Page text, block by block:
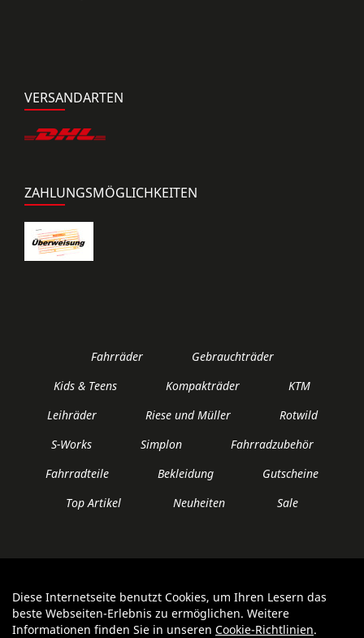
VERSANDARTEN
ZAHLUNGSMÖGLICHKEITEN
Fahrräder
Gebrauchträder
Kids & Teens
Kompakträder
KTM
Leihräder
Riese und Müller
Rotwild
S-Works
Simplon
Fahrradzubehör
Fahrradteile
Bekleidung
Gutscheine
Top Artikel
Neuheiten Sale
Diese Internetseite benutzt Cookies, um Ihren Lesern das
beste Webseiten-Erlebnis zu ermöglichen. Weitere
Informationen finden Sie in unseren Cookie-Richtlinien.
Auftrag widerrufen